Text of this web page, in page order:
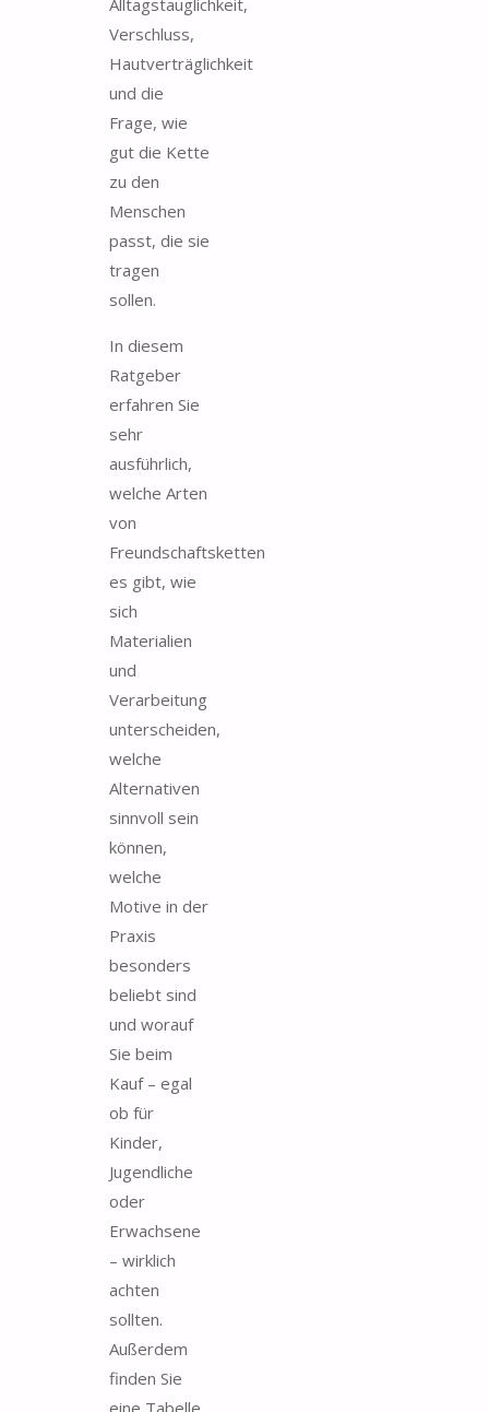
Verschluss,
Hautverträglichkeit
und die
Frage, wie
gut die Kette
zu den
Menschen
passt, die sie
tragen
sollen.
In diesem
Ratgeber
erfahren Sie
sehr
ausführlich,
welche Arten
von
Freundschaftsketten
es gibt, wie
sich
Materialien
und
Verarbeitung
unterscheiden,
welche
Alternativen
sinnvoll sein
können,
welche
Motive in der
Praxis
besonders
beliebt sind
und worauf
Sie beim
Kauf – egal
ob für
Kinder,
Jugendliche
oder
Erwachsene
– wirklich
achten
sollten.
Außerdem
finden Sie
eine Tabelle